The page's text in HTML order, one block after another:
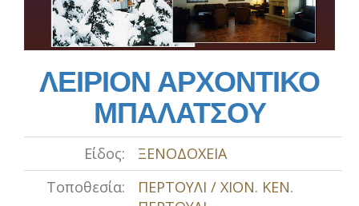
ΛΕΙΡΙΟΝ ΑΡΧΟΝΤΙΚΟ
ΜΠΑΛΑΤΣΟΥ
Είδος:
ΞΕΝΟΔΟΧΕΙΑ
Τοποθεσία:
ΠΕΡΤΟΥΛΙ / ΧΙΟΝ. ΚΕΝ.